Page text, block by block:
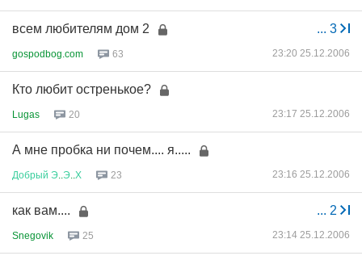
... 3
всем любителям дом 2
gospodbog.com 63 23:20 25.12.2006
Кто любит остренькое?
Lugas 20 23:17 25.12.2006
А мне пробка ни почем.... я.....
Добрый Э Э Х 23 23:16 25.12.2006
... 2
как вам....
Snegovik 25 23:14 25.12.2006